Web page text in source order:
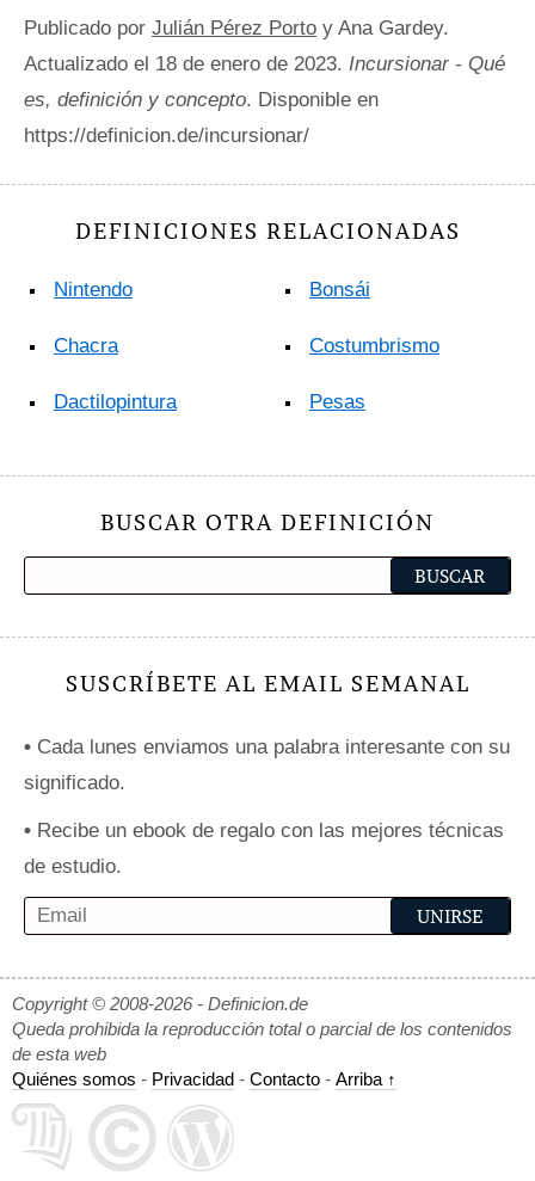
Publicado por Julián Pérez Porto y Ana Gardey.
Actualizado el 18 de enero de 2023. Incursionar - Qué
es, definición y concepto. Disponible en
https://definicion.de/incursionar/
DEFINICIONES RELACIONADAS
Nintendo
Chacra
Dactilopintura
Bonsái
Costumbrismo
Pesas
BUSCAR OTRA DEFINICIÓN
SUSCRÍBETE AL EMAIL SEMANAL
• Cada lunes enviamos una palabra interesante con su
significado.
• Recibe un ebook de regalo con las mejores técnicas
de estudio.
Copyright © 2008-2026 - Definicion.de
Queda prohibida la reproducción total o parcial de los contenidos
de esta web
Quiénes somos - Privacidad - Contacto - Arriba ↑